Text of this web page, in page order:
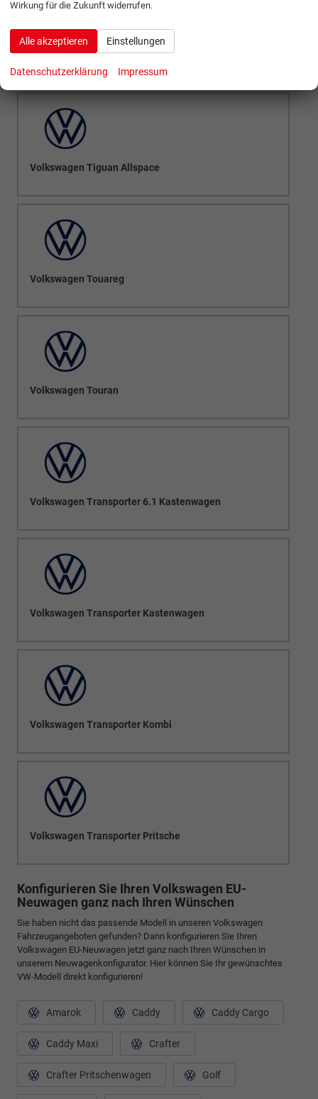
Volkswagen Tiguan
Volkswagen Tiguan Allspace
Volkswagen Touareg
Volkswagen Touran
Volkswagen Transporter 6.1 Kastenwagen
Volkswagen Transporter Kastenwagen
Volkswagen Transporter Kombi
Volkswagen Transporter Pritsche
Konfigurieren Sie Ihren Volkswagen EU-
Neuwagen ganz nach Ihren Wünschen
Sie haben nicht das passende Modell in unseren Volkswagen
Fahrzeugangeboten gefunden? Dann konfigurieren Sie Ihren
Volkswagen EU-Neuwagen jetzt ganz nach Ihren Wünschen in
unserem Neuwagenkonfigurator. Hier können Sie Ihr gewünschtes
VW-Modell direkt konfigurieren!
Amarok Caddy Caddy Cargo
Caddy Maxi Crafter
Crafter Pritschenwagen Golf
Wirkung für die Zukunft widerrufen.
Alle akzeptieren Einstellungen
Datenschutzerklärung Impressum